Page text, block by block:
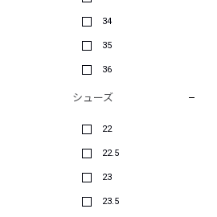
34
35
36
シューズ
22
22.5
23
23.5